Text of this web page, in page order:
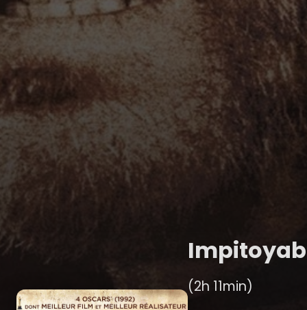
(2h 11min)